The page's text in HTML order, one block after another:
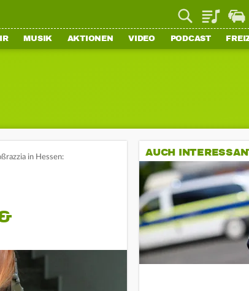
Playlist
MUSIK AKTIONEN VIDEO PODCAST
in Hessen:
AUCH